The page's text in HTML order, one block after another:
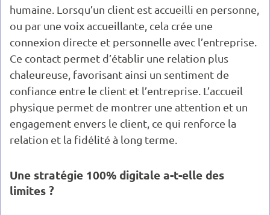
humaine. Lorsqu’un client est accueilli en personne,
ou par une voix accueillante, cela crée une
connexion directe et personnelle avec l’entreprise.
Ce contact permet d’établir une relation plus
chaleureuse, favorisant ainsi un sentiment de
confiance entre le client et l’entreprise. L’accueil
physique permet de montrer une attention et un
engagement envers le client, ce qui renforce la
relation et la fidélité à long terme.
Une stratégie 100% digitale a-t-elle des
limites ?